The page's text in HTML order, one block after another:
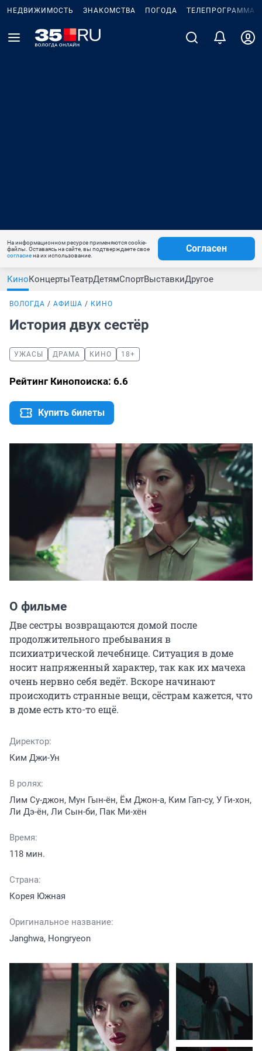
НЕДВИЖИМОСТЬ ЗНАКОМСТВА ПОГОДА ТЕЛЕПРОГРАММА
На информационном ресурсе применяются cookie-
файлы. Оставаясь на сайте, вы подтверждаете свое
согласиена их использование.
Согласен
КиноКонцертыТеатрДетямСпортВыставкиДругое
ВОЛОГДА АФИША КИНО
История двух сестёр
УЖАСЫ ДРАМА КИНО 18+
Рейтинг Кинопоиска: 6.6
Купить билеты
О фильме
Две сестры возвращаются домой после
продолжительного пребывания в
психиатрической лечебнице. Ситуация в доме
носит напряженный характер, так как их мачеха
очень нервно себя ведёт. Вскоре начинают
происходить странные вещи, сёстрам кажется, что
в доме есть кто-то ещё.
Директор:
Ким Джи-Ун
В ролях:
Лим Су-джон, Мун Гын-ён, Ём Джон-а, Ким Гап-су, У Ги-хон,
Ли Дэ-ён, Ли Сын-би, Пак Ми-хён
Время:
118 мин.
Страна:
Корея Южная
Оригинальное название:
Janghwa, Hongryeon